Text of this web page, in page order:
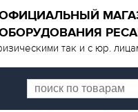
так и с юр.